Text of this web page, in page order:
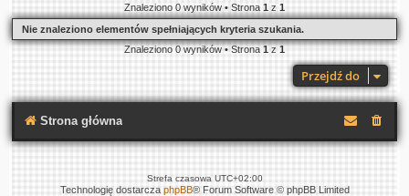
Znaleziono 0 wyników • Strona 1 z 1
Nie znaleziono elementów spełniających kryteria szukania.
Znaleziono 0 wyników • Strona1z1
Przejdź do
Strona główna
Strefa czasowa UTC+02:00
Technologię dostarcza phpBB® Forum Software © phpBB Limited